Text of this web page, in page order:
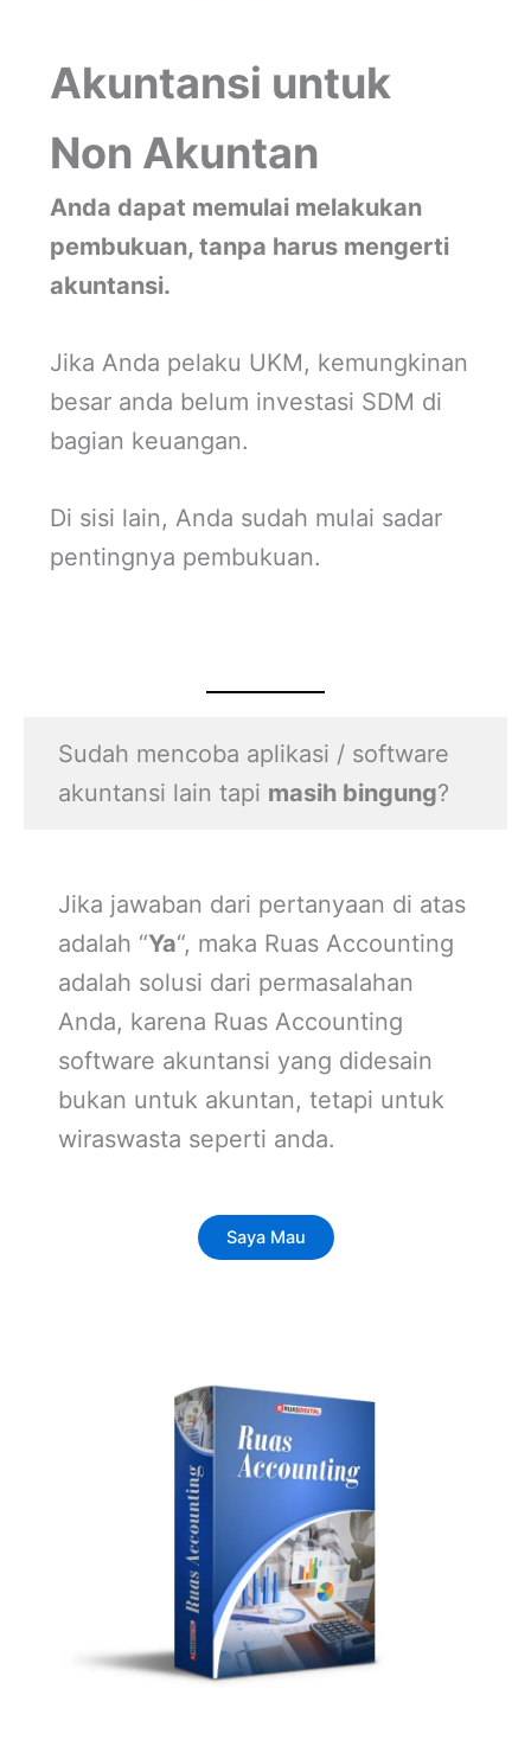
Akuntansi untuk
Non Akuntan
Anda dapat memulai melakukan
pembukuan, tanpa harus mengerti
akuntansi.
Jika Anda pelaku UKM, kemungkinan
besar anda belum investasi SDM di
bagian keuangan.
Di sisi lain, Anda sudah mulai sadar
pentingnya pembukuan.
Sudah mencoba aplikasi / software
akuntansi lain tapi masih bingung?
Jika jawaban dari pertanyaan di atas
adalah “Ya“, maka Ruas Accounting
adalah solusi dari permasalahan
Anda, karena Ruas Accounting
software akuntansi yang didesain
bukan untuk akuntan, tetapi untuk
wiraswasta seperti anda.
Saya Mau